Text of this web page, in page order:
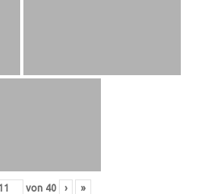
von 40 › »